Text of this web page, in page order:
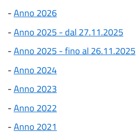
-Anno 2026
-Anno 2025 - dal 27.11.2025
-Anno 2025 - fino al 26.11.2025
-Anno 2024
-Anno 2023
-Anno 2022
-Anno 2021